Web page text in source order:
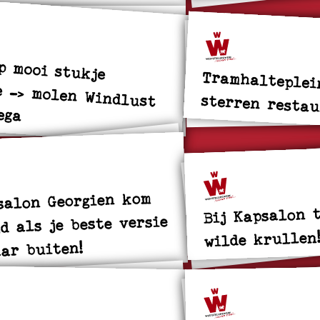
mooi stukje
Windlust
sterren
Georgien kom
je beste versie
buiten!
Bij Kapsalon
wilde